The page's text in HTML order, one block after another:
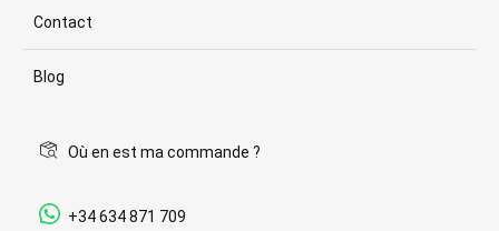
Contact
Blog
Où en est ma commande ?
+34 634 871 709